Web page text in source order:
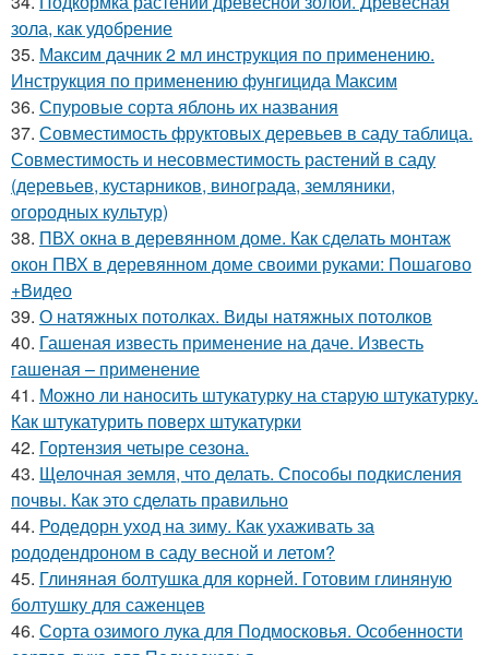
зола, как удобрение
35. Максим дачник 2 мл инструкция по применению.
Инструкция по применению фунгицида Максим
36. Спуровые сорта яблонь их названия
37. Совместимость фруктовых деревьев в саду таблица.
Совместимость и несовместимость растений в саду
(деревьев, кустарников, винограда, земляники,
огородных культур)
38. ПВХ окна в деревянном доме. Как сделать монтаж
окон ПВХ в деревянном доме своими руками: Пошагово
+Видео
39. О натяжных потолках. Виды натяжных потолков
40. Гашеная известь применение на даче. Известь
гашеная – применение
41. Можно ли наносить штукатурку на старую штукатурку.
Как штукатурить поверх штукатурки
42. Гортензия четыре сезона.
43. Щелочная земля, что делать. Способы подкисления
почвы. Как это сделать правильно
44. Родедорн уход на зиму. Как ухаживать за
рододендроном в саду весной и летом?
45. Глиняная болтушка для корней. Готовим глиняную
болтушку для саженцев
46. Сорта озимого лука для Подмосковья. Особенности